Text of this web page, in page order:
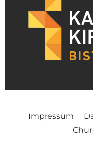
Impressum